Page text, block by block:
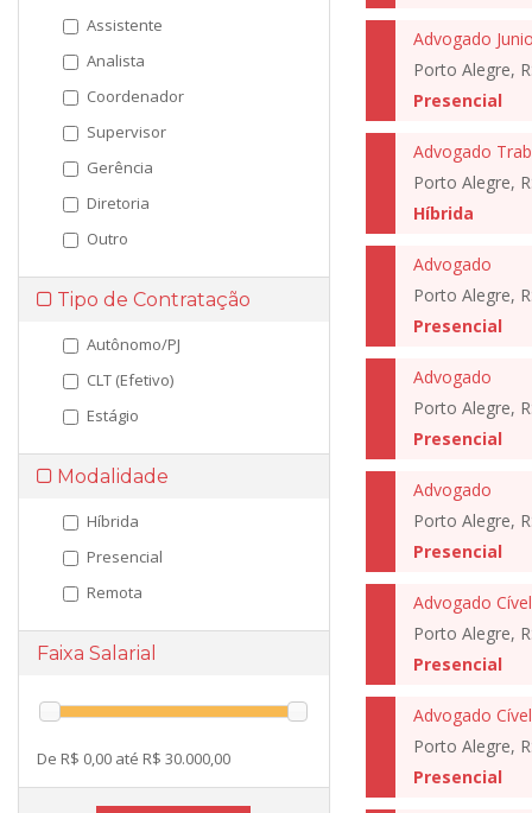
Assistente
Analista
Coordenador
Supervisor
Gerência
Diretoria
Outro
Tipo de Contratação
Autônomo/PJ
CLT (Efetivo)
Estágio
Modalidade
Híbrida
Presencial
Remota
Faixa Salarial
De R$ 0,00 até R$ 30.000,00
Advogado
Porto Alegre,
Presencial
Advogado
Porto Alegre,
Híbrida
Advogado
Porto Alegre,
Presencial
Advogado
Porto Alegre,
Presencial
Advogado
Porto Alegre,
Presencial
Advogado Cível
Porto Alegre,
Presencial
Porto Alegre,
Presencial